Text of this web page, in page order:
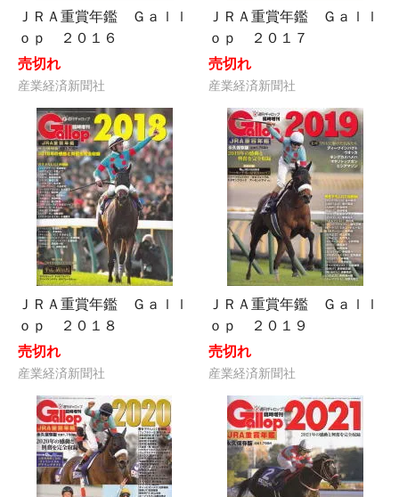
ＪＲＡ重賞年鑑 Ｇａｌｌ
ｏｐ ２０１６
売切れ
産業経済新聞社
ＪＲＡ重賞年鑑 Ｇａｌｌ
ｏｐ ２０１７
売切れ
産業経済新聞社
ＪＲＡ重賞年鑑 Ｇａｌｌ
ｏｐ ２０１８
売切れ
産業経済新聞社
ＪＲＡ重賞年鑑 Ｇａｌｌ
ｏｐ ２０１９
売切れ
産業経済新聞社